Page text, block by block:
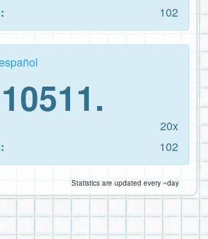
102
10511.
20x
102
Statistics are updated every ~day